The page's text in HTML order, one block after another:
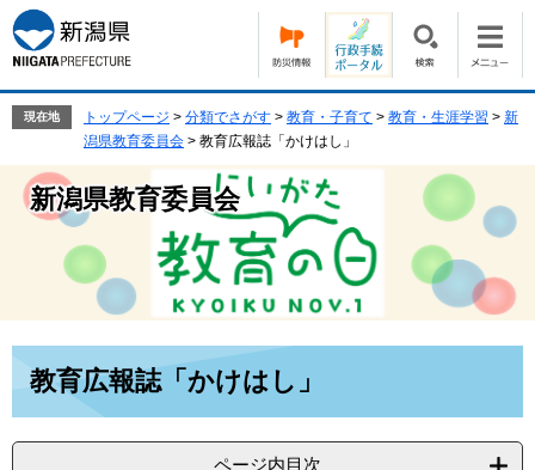
ー
ジ
の
で
す。
ニ
ュ
ー
ば
現在地 トップページ > 分類でさがす > 教育・子育て > 教育・生涯学習 > 新
潟県教育委員会 > 教育広報誌「かけはし」
新潟県教育委員会
教育広報誌「かけはし」
ページ内目次